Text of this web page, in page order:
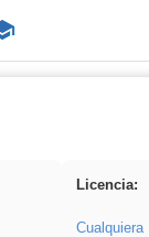
Licencia:
Cualquiera